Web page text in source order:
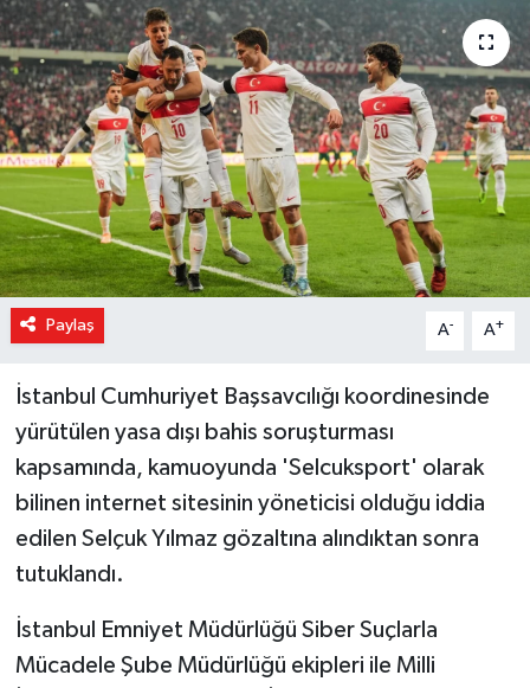
Paylaş A- A+
İstanbul Cumhuriyet Başsavcılığı koordinesinde
yürütülen yasa dışı bahis soruşturması
kapsamında, kamuoyunda 'Selcuksport' olarak
bilinen internet sitesinin yöneticisi olduğu iddia
edilen Selçuk Yılmaz gözaltına alındıktan sonra
tutuklandı.
İstanbul Emniyet Müdürlüğü Siber Suçlarla
Mücadele Şube Müdürlüğü ekipleri ile Milli
Gündem
Magazin
Özel Haber
Sağlık
Siyaset
Haber Arşivi